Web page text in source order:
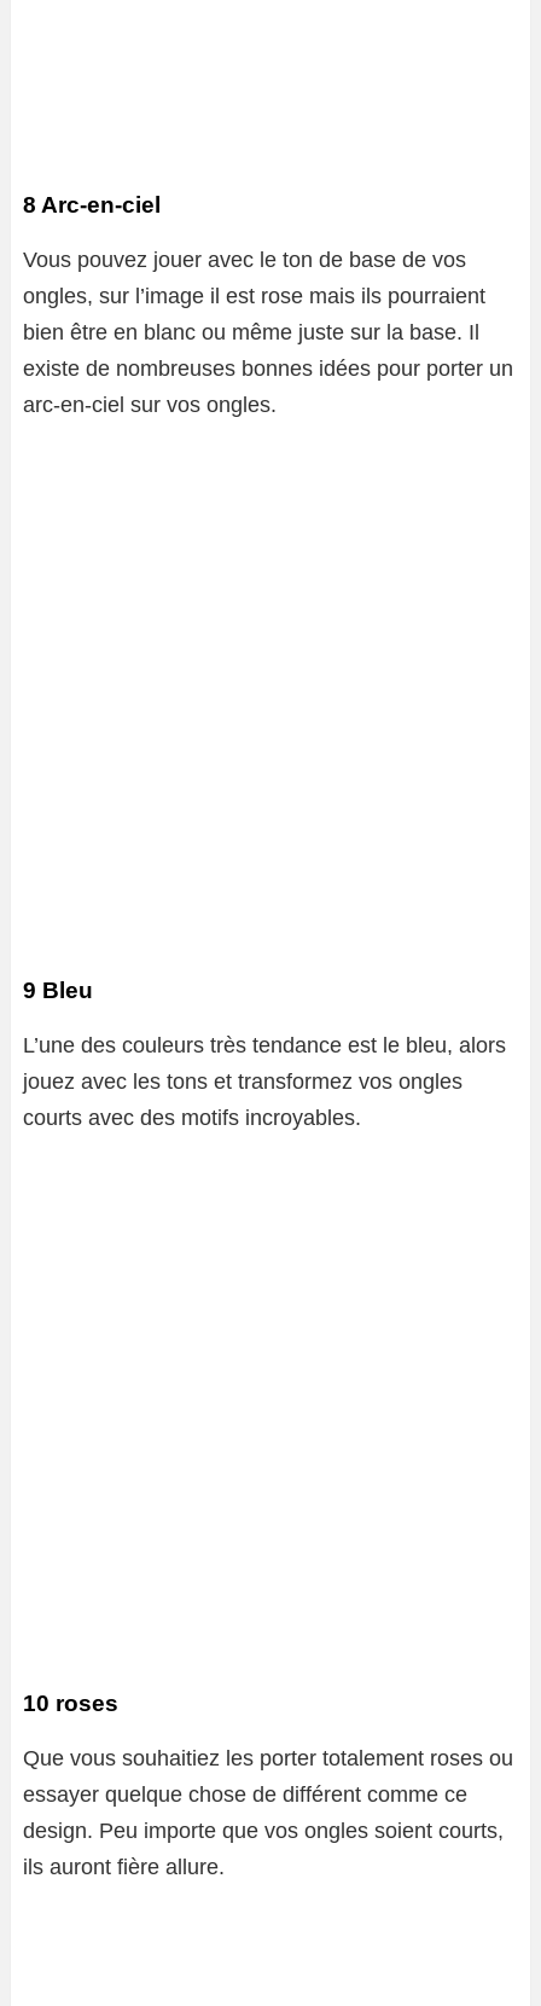
8 Arc-en-ciel
Vous pouvez jouer avec le ton de base de vos
ongles, sur l’image il est rose mais ils pourraient
bien être en blanc ou même juste sur la base. Il
existe de nombreuses bonnes idées pour porter un
arc-en-ciel sur vos ongles.
9 Bleu
L’une des couleurs très tendance est le bleu, alors
jouez avec les tons et transformez vos ongles
courts avec des motifs incroyables.
10 roses
Que vous souhaitiez les porter totalement roses ou
essayer quelque chose de différent comme ce
design. Peu importe que vos ongles soient courts,
ils auront fière allure.